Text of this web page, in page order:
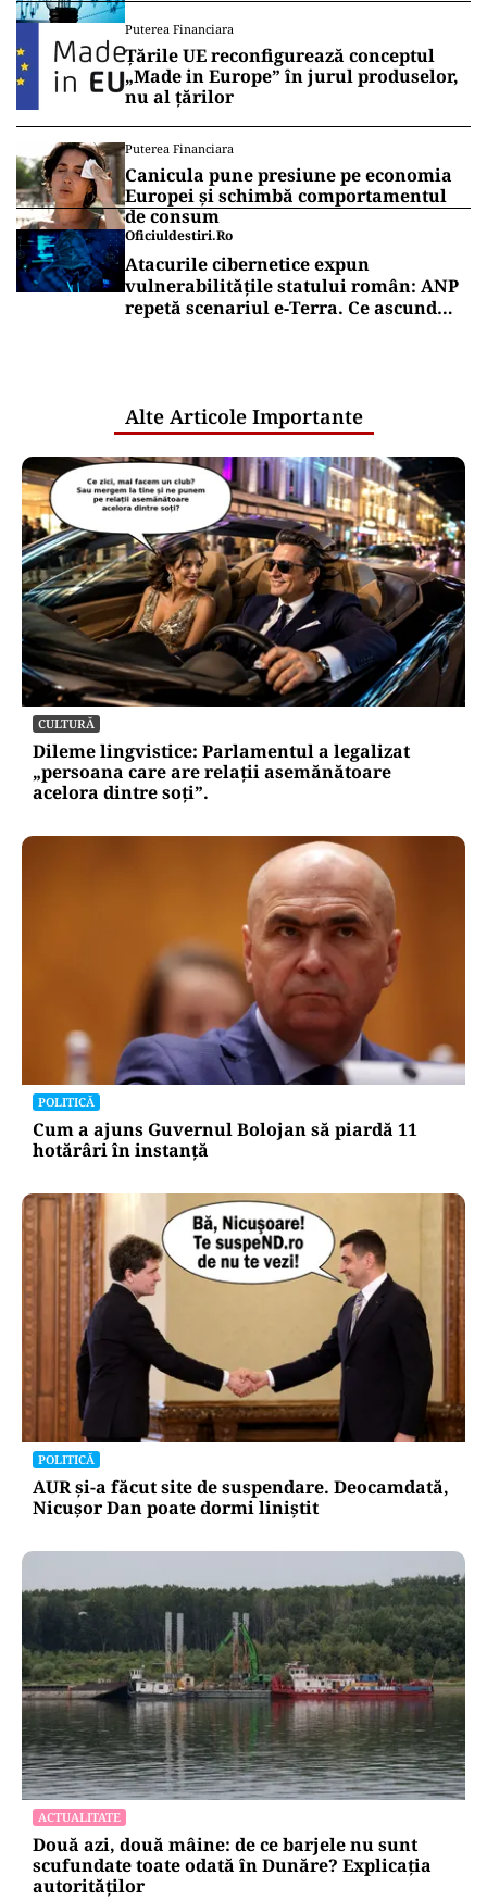
Puterea Financiara
Țările UE reconfigurează conceptul
„Made in Europe” în jurul produselor,
nu al țărilor
Puterea Financiara
Canicula pune presiune pe economia
Europei și schimbă comportamentul
de consum
Oficiuldestiri.ro
Atacurile cibernetice expun
vulnerabilitățile statului român: ANP
repetă scenariul e‑Terra. Ce ascund
Alte Articole Importante
CULTURĂ
Dileme lingvistice: Parlamentul a legalizat
„persoana care are relații asemănătoare
acelora dintre soți”.
POLITICĂ
Cum a ajuns Guvernul Bolojan să piardă 11
hotărâri în instanță
POLITICĂ
AUR și-a făcut site de suspendare. Deocamdată,
Nicușor Dan poate dormi liniștit
ACTUALITATE
Două azi, două mâine: de ce barjele nu sunt
scufundate toate odată în Dunăre? Explicația
autorităților